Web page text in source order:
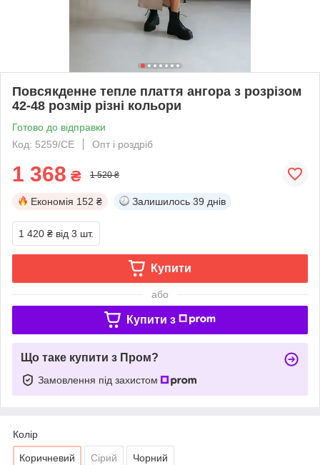
Повсякденне тепле плаття ангора з розрізом
42-48 розмір різні кольори
Готово до відправки
Код: 5259/СЕ
Опт і роздріб
1 368 ₴ 1 520 ₴
Економія 152 ₴ Залишилось 39 днів
1 420 ₴ від 3 шт.
Купити
або
Купити з
Що таке купити з Пром?
Замовлення під захистом
Колір
Коричневий Сірий Чорний